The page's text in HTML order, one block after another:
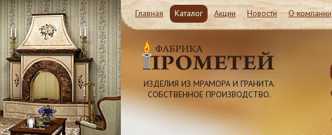
Главная Каталог Акции Новости О компании
ИЗДЕЛИЯ ИЗ МРАМОРА И ГРАНИТА.
СОБСТВЕННОЕ ПРОИЗВОДСТВО.
Магазин и Производство
Московская обл. Ленинский район, Молоково ул.
Революционная 41c1
8 (985) 999-98-39, 8 (495) 181-50-